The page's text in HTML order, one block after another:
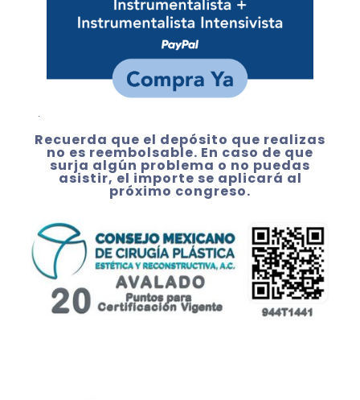
Recuerda que el depósito que realizas
no es reembolsable. En caso de que
surja algún problema o no puedas
asistir, el importe se aplicará al
próximo congreso.